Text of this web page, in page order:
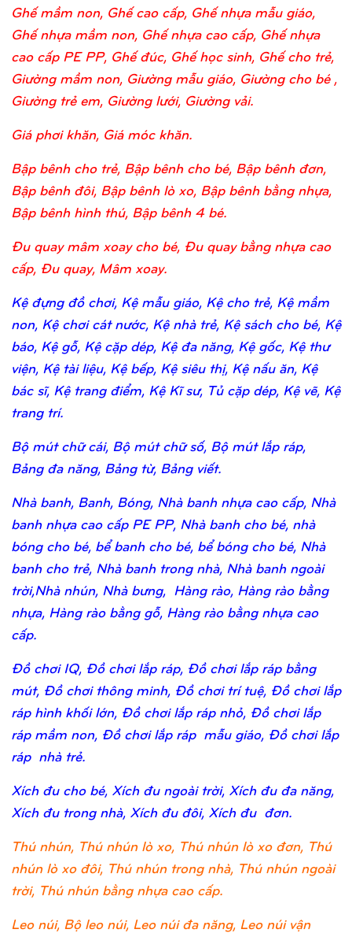
Ghế mầm non, Ghế cao cấp, Ghế nhựa mẫu giáo,
Ghế nhựa mầm non, Ghế nhựa cao cấp, Ghế nhựa
cao cấp PE PP, Ghế đúc, Ghế học sinh, Ghế cho trẻ,
Giường mầm non, Giường mẫu giáo, Giường cho bé ,
Giường trẻ em, Giường lưới, Giường vải.
Giá phơi khăn, Giá móc khăn.
Bập bênh cho trẻ, Bập bênh cho bé, Bập bênh đơn,
Bập bênh đôi, Bập bênh lò xo, Bập bênh bằng nhựa,
Bập bênh hình thú, Bập bênh 4 bé.
Đu quay mâm xoay cho bé, Đu quay bằng nhựa cao
cấp, Đu quay, Mâm xoay.
Kệ đựng đồ chơi, Kệ mẫu giáo, Kệ cho trẻ, Kệ mầm
non, Kệ chơi cát nước, Kệ nhà trẻ, Kệ sách cho bé, Kệ
báo, Kệ gỗ, Kệ cặp dép, Kệ đa năng, Kệ gốc, Kệ thư
viện, Kệ tài liệu, Kệ bếp, Kệ siêu thị, Kệ nấu ăn, Kệ
bác sĩ, Kệ trang điểm, Kệ Kĩ sư, Tủ cặp dép, Kệ vẽ, Kệ
trang trí.
Bộ mút chữ cái, Bộ mút chữ số, Bộ mút lắp ráp,
Bảng đa năng, Bảng từ, Bảng viết.
Nhà banh, Banh, Bóng, Nhà banh nhựa cao cấp, Nhà
banh nhựa cao cấp PE PP, Nhà banh cho bé, nhà
bóng cho bé, bể banh cho bé, bể bóng cho bé, Nhà
banh cho trẻ, Nhà banh trong nhà, Nhà banh ngoài
trời,Nhà nhún, Nhà bưng, Hàng rào, Hàng rào bằng
nhựa, Hàng rào bằng gỗ, Hàng rào bằng nhựa cao
cấp.
Đồ chơi IQ, Đồ chơi lắp ráp, Đồ chơi lắp ráp bằng
mút, Đồ chơi thông minh, Đồ chơi trí tuệ, Đồ chơi lắp
ráp hình khối lớn, Đồ chơi lắp ráp nhỏ, Đồ chơi lắp
ráp mầm non, Đồ chơi lắp ráp mẫu giáo, Đồ chơi lắp
ráp nhà trẻ.
Xích đu cho bé, Xích đu ngoài trời, Xích đu đa năng,
Xích đu trong nhà, Xích đu đôi, Xích đu đơn.
Thú nhún, Thú nhún lò xo, Thú nhún lò xo đơn, Thú
nhún lò xo đôi, Thú nhún trong nhà, Thú nhún ngoài
trời, Thú nhún bằng nhựa cao cấp.
Leo núi, Bộ leo núi, Leo núi đa năng, Leo núi vận